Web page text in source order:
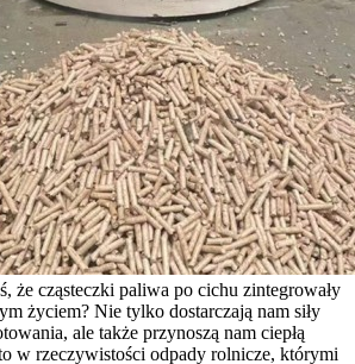
że cząsteczki paliwa po cichu zintegrowały
życiem? Nie tylko dostarczają nam siły
ale także przynoszą nam ciepłą
w rzeczywistości odpady rolnicze, którymi